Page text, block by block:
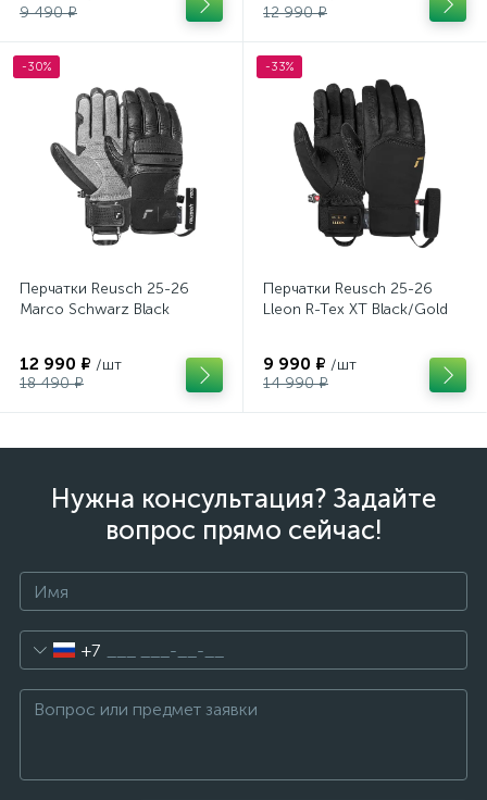
9 490 ₽
12 990 ₽
-30%
Перчатки Reusch 25-26
Marco Schwarz Black
12 990 ₽ /шт
18 490 ₽
-33%
Перчатки Reusch 25-26
Lleon R-Tex XT Black/Gold
9 990 ₽ /шт
14 990 ₽
Нужна консультация? Задайте
вопрос прямо сейчас!
+7